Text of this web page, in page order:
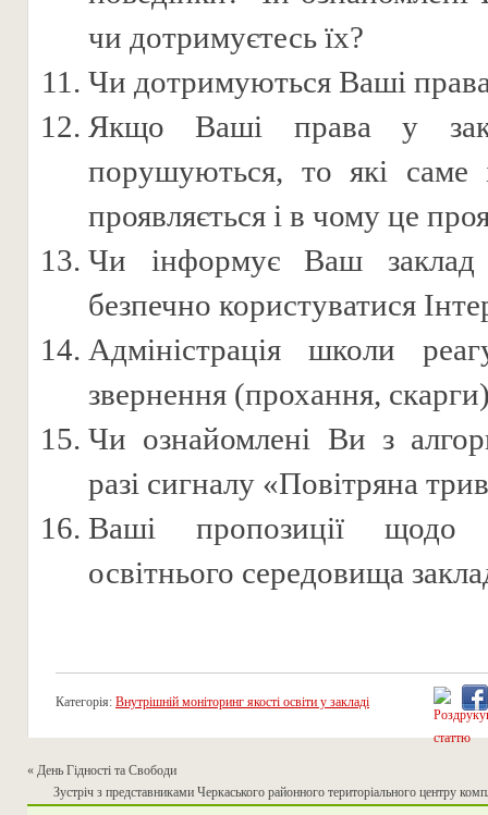
чи дотримуєтесь їх?
Чи дотримуються Ваші права
Якщо Ваші права у
порушуються, то які
проявляється і в чому це
Чи інформує Ваш
безпечно користуватися
Адміністрація школи
звернення (прохання,
Чи ознайомлені Ви з
разі сигналу «Повітряна
Ваші пропозиції щодо
освітнього середовища
Категорія: Внутрішній моніторинг якості освіти у закладі
« День Гідності та Свободи
Зустріч з представниками Черкаського районного територіального центру